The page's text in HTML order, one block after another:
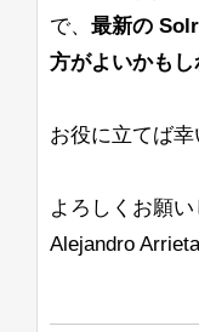
で、 最新の
方がよいかもし
お役に立てば幸
よろしくお願い
Alejandro Arrieta